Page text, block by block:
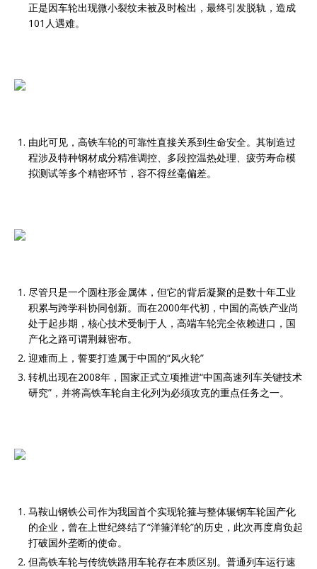
正是因车轮出现微小裂纹未被及时检出，最终引发脱轨，造成
101人遇难。
由此可见，高铁车轮的可靠性直接关系到生命安全。其制造过
程涉及特种钢材成分精准调控、多段控温热处理、疲劳寿命模
拟测试等多个精密环节，容不得丝毫偏差。
尽管只是一个圆柱形金属体，但它的背后凝聚的是数十年工业
积累与跨学科协同创新。而在2000年代初，中国的高铁产业尚
处于起步期，核心技术受制于人，高端车轮完全依赖进口，国
产化之路可谓荆棘密布。
迎难而上，誓要打造属于中国的“风火轮”
转机出现在2008年，国家正式立项推进“中国高速列车关键技术
研究”，并将高铁车轮自主化列为必须攻克的重点任务之一。
马鞍山钢铁公司作为我国首个实现轮箍与整体辗钢车轮国产化
的企业，曾在上世纪终结了“洋箍洋轮”的历史，此次再度肩负起
打破国外垄断的使命。
但高铁车轮与传统铁路用车轮存在本质区别。普通列车运行速